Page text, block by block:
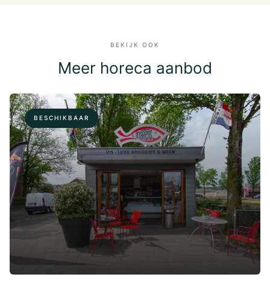
BEKIJK OOK
Meer horeca aanbod
BESCHIKBAAR